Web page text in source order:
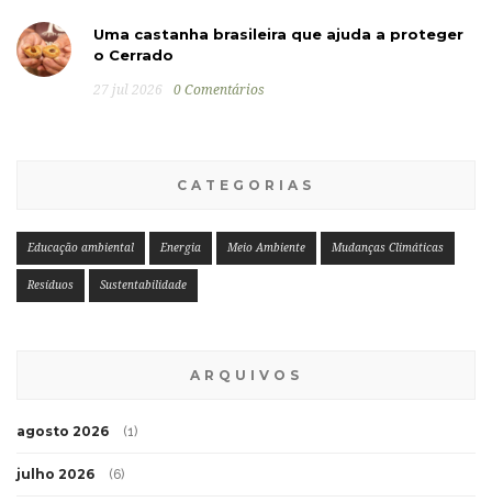
Uma castanha brasileira que ajuda a proteger
o Cerrado
27 jul 2026 0 Comentários
CATEGORIAS
Educação ambiental Energia Meio Ambiente Mudanças Climáticas
Resíduos Sustentabilidade
ARQUIVOS
agosto 2026 (1)
julho 2026 (6)